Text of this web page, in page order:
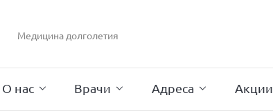
Медицина долголетия
Нейрохирургия
О нас Врачи Адреса Акции